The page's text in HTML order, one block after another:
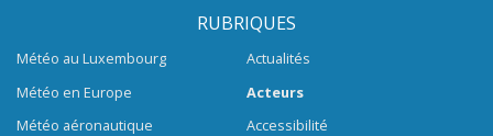
RUBRIQUES
Météo au Luxembourg
Météo en Europe
Météo aéronautique
Actualités
Acteurs
Accessibilité